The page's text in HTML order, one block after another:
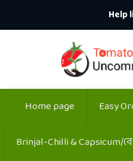
Help
Home page Easy
Brinjal-Chilli & Capsicum/